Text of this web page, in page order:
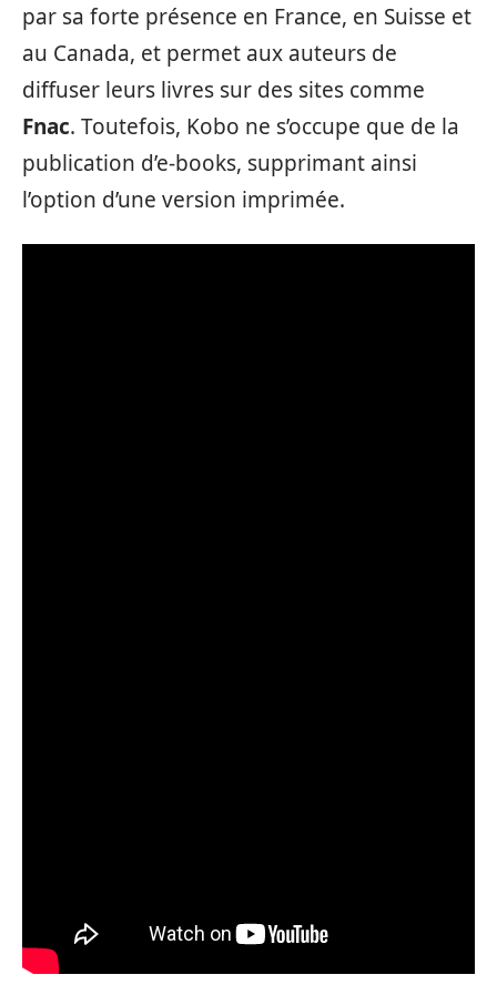
par sa forte présence en France, en Suisse et
au Canada, et permet aux auteurs de
diffuser leurs livres sur des sites comme
Fnac. Toutefois, Kobo ne s’occupe que de la
publication d’e-books, supprimant ainsi
l’option d’une version imprimée.